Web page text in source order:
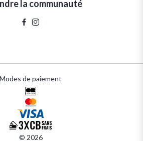
la communauté
Modes de paiement
© 2026